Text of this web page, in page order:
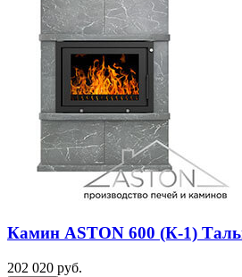
Камин ASTON 600 (К-1)
202 020 руб.